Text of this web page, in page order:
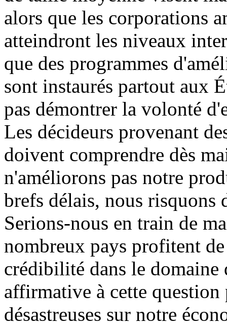
alors que les corporations
atteindront les niveaux
que des programmes
sont instaurés partout aux
pas démontrer la volonté
Les décideurs provenant
doivent comprendre dès
n'améliorons pas notre
brefs délais, nous
Serions-nous en train de
nombreux pays profitent
crédibilité dans le
affirmative à cette question
désastreuses sur notre